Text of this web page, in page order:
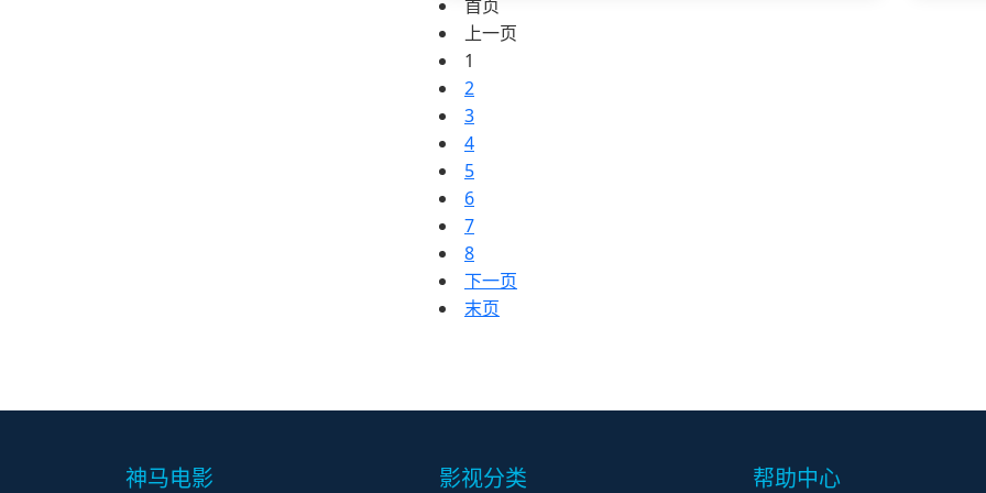
首页
上一页
1
2
3
4
5
6
7
8
下一页
末页
神马电影 影视分类 帮助中心